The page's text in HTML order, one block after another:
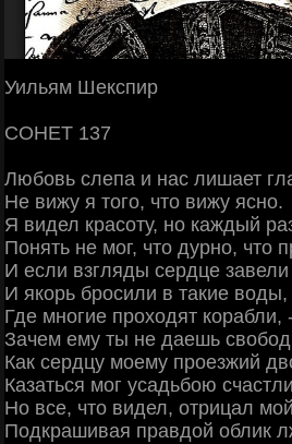
Уильям Шекспир
СОНЕТ 137
Любовь слепа и нас лишает
Не вижу я того, что вижу ясно.
Я видел красоту, но каждый
Понять не мог, что дурно, что
И если взгляды сердце завели
И якорь бросили в такие воды,
Где многие проходят корабли,
Зачем ему ты не даешь
Как сердцу моему проезжий
Казаться мог усадьбою
Но все, что видел, отрицал
Подкрашивая правдой облик